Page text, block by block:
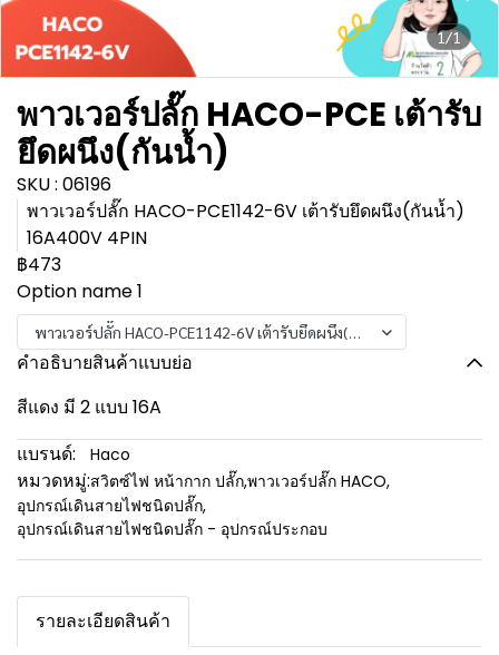
1/1
พาวเวอร์ปลั๊ก HACO-PCE เต้ารับ
ยึดผนึง(กันน้ำ)
SKU : 06196
พาวเวอร์ปลั๊ก HACO-PCE1142-6V เต้ารับยึดผนึง(กันน้ำ)
16A400V 4PIN
฿473
Option name 1
พาวเวอร์ปลั๊ก HACO-PCE1142-6V เต้ารับยึดผนึง(กันน้ำ) 16A400V 4PIN
คำอธิบายสินค้าแบบย่อ
สีแดง มี 2 แบบ 16A
แบรนด์:
Haco
หมวดหมู่:สวิตซ์ไฟ หน้ากาก ปลั๊ก,พาวเวอร์ปลั๊ก HACO,
อุปกรณ์เดินสายไฟชนิดปลั๊ก,
อุปกรณ์เดินสายไฟชนิดปลั๊ก - อุปกรณ์ประกอบ
รายละเอียดสินค้า